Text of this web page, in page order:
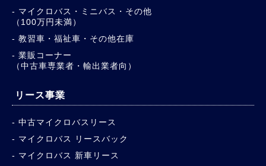
マイクロバス・ミニバス・その他
（100万円未満）
教習車・福祉車・その他在庫
業販コーナー
（中古車専業者・輸出業者向）
リース事業
中古マイクロバスリース
マイクロバス リースバック
マイクロバス 新車リース